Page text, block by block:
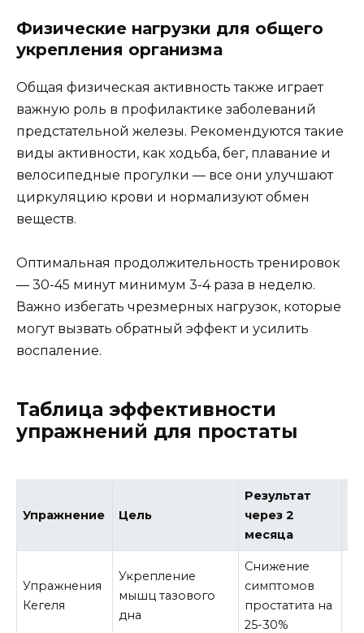
Физические нагрузки для общего
укрепления организма
Общая физическая активность также играет
важную роль в профилактике заболеваний
предстательной железы. Рекомендуются такие
виды активности, как ходьба, бег, плавание и
велосипедные прогулки — все они улучшают
циркуляцию крови и нормализуют обмен
веществ.
Оптимальная продолжительность тренировок
— 30-45 минут минимум 3-4 раза в неделю.
Важно избегать чрезмерных нагрузок, которые
могут вызвать обратный эффект и усилить
воспаление.
Таблица эффективности
упражнений для простаты
Упражнение Цель
Результат
через 2
месяца
Упражнения
Кегеля
Укрепление
мышц тазового
дна
Снижение
симптомов
простатита на
25-30%